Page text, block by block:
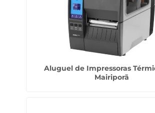
Aluguel de Impressoras
Mairiporã